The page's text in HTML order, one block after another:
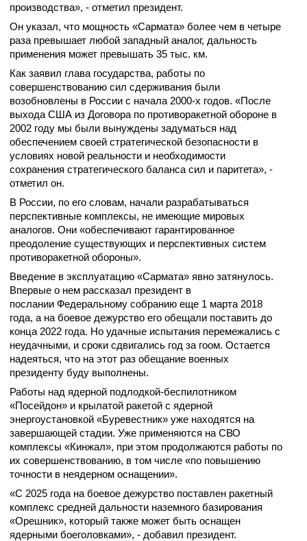
производства», - отметил президент.
Он указал, что мощность «Сармата» более чем в четыре
раза превышает любой западный аналог, дальность
применения может превышать 35 тыс. км.
Как заявил глава государства, работы по
совершенствованию сил сдерживания были
возобновлены в России с начала 2000-х годов. «После
выхода США из Договора по противоракетной обороне в
2002 году мы были вынуждены задуматься над
обеспечением своей стратегической безопасности в
условиях новой реальности и необходимости
сохранения стратегического баланса сил и паритета», -
отметил он.
В России, по его словам, начали разрабатываться
перспективные комплексы, не имеющие мировых
аналогов. Они «обеспечивают гарантированное
преодоление существующих и перспективных систем
противоракетной обороны».
Введение в эксплуатацию «Сармата» явно затянулось.
Впервые о нем рассказал президент в
послании Федеральному собранию еще 1 марта 2018
года, а на боевое дежурство его обещали поставить до
конца 2022 года. Но удачные испытания перемежались с
неудачными, и сроки сдвигались год за гоом. Остается
надеяться, что на этот раз обещание военных
президенту буду выполнены.
Работы над ядерной подлодкой-беспилотником
«Посейдон» и крылатой ракетой с ядерной
энергоустановкой «Буревестник» уже находятся на
завершающей стадии. Уже применяются на СВО
комплексы «Кинжал», при этом продолжаются работы по
их совершенствованию, в том числе «по повышению
точности в неядерном оснащении».
«С 2025 года на боевое дежурство поставлен ракетный
комплекс средней дальности наземного базирования
«Орешник», который также может быть оснащен
ядерными боеголовками», - добавил президент.